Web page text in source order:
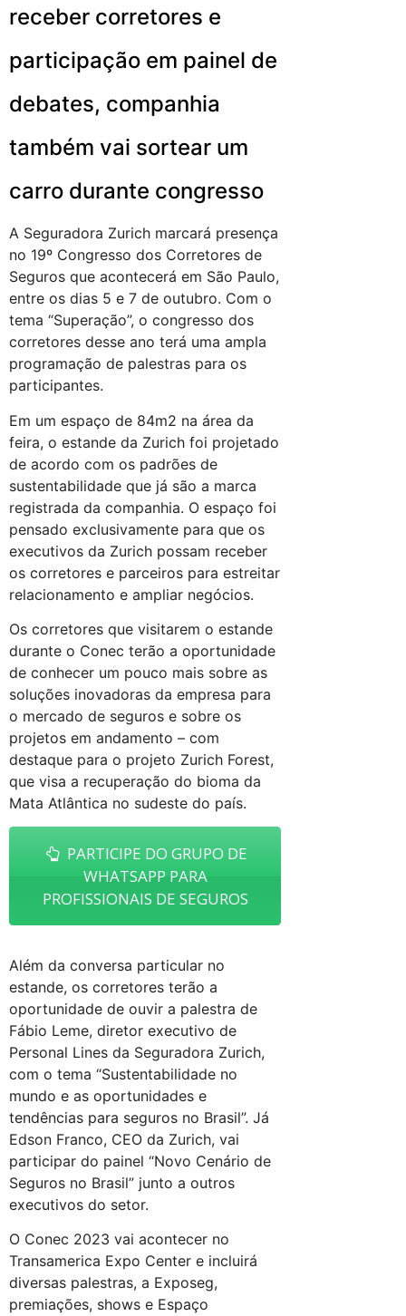
receber corretores e
participação em painel de
debates, companhia
também vai sortear um
carro durante congresso
A Seguradora Zurich marcará presença
no 19º Congresso dos Corretores de
Seguros que acontecerá em São Paulo,
entre os dias 5 e 7 de outubro. Com o
tema “Superação”, o congresso dos
corretores desse ano terá uma ampla
programação de palestras para os
participantes.
Em um espaço de 84m2 na área da
feira, o estande da Zurich foi projetado
de acordo com os padrões de
sustentabilidade que já são a marca
registrada da companhia. O espaço foi
pensado exclusivamente para que os
executivos da Zurich possam receber
os corretores e parceiros para estreitar
relacionamento e ampliar negócios.
Os corretores que visitarem o estande
durante o Conec terão a oportunidade
de conhecer um pouco mais sobre as
soluções inovadoras da empresa para
o mercado de seguros e sobre os
projetos em andamento – com
destaque para o projeto Zurich Forest,
que visa a recuperação do bioma da
Mata Atlântica no sudeste do país.
PARTICIPE DO GRUPO DE
WHATSAPP PARA
PROFISSIONAIS DE SEGUROS
Além da conversa particular no
estande, os corretores terão a
oportunidade de ouvir a palestra de
Fábio Leme, diretor executivo de
Personal Lines da Seguradora Zurich,
com o tema “Sustentabilidade no
mundo e as oportunidades e
tendências para seguros no Brasil”. Já
Edson Franco, CEO da Zurich, vai
participar do painel “Novo Cenário de
Seguros no Brasil” junto a outros
executivos do setor.
O Conec 2023 vai acontecer no
Transamerica Expo Center e incluirá
diversas palestras, a Exposeg,
premiações, shows e Espaço